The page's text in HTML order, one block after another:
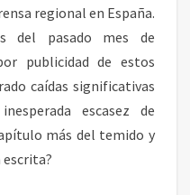
regional en España.
del pasado mes de
publicidad de estos
caídas significativas
escasez de
más del temido y